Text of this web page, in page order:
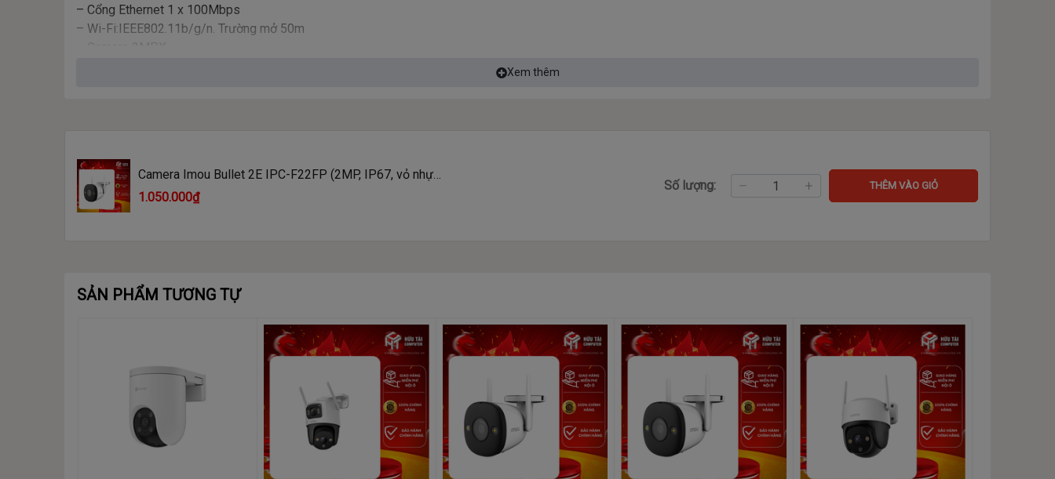
– Cổng Ethernet 1 x 100Mbps
– Wi-Fi:IEEE802.11b/g/n. Trường mở 50m
Xem thêm
Camera Imou Bullet 2E IPC-F22FP (2MP, IP67, vỏ nhựa,
cổng LAN, video đêm màu)
1.050.000₫
Số lượng: THÊM VÀO GIỎ
SẢN PHẨM TƯƠNG TỰ